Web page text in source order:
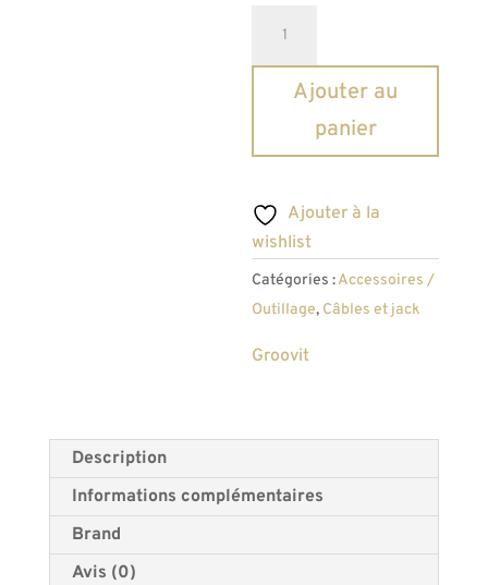
nylon
tressé
gris
Ajouter au
panier
Ajouter à la
wishlist
Catégories :Accessoires /
Outillage, Câbles et jack
Groovit
Description
Informations complémentaires
Brand
Avis (0)